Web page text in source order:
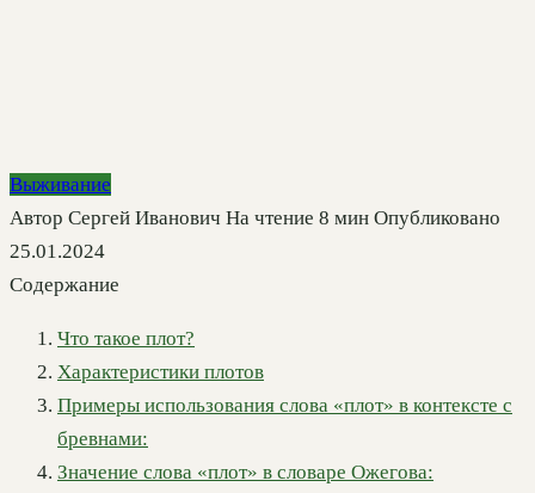
Выживание
Автор Сергей Иванович На чтение 8 мин Опубликовано
25.01.2024
Содержание
Что такое плот?
Характеристики плотов
Примеры использования слова «плот» в контексте с
бревнами:
Значение слова «плот» в словаре Ожегова: